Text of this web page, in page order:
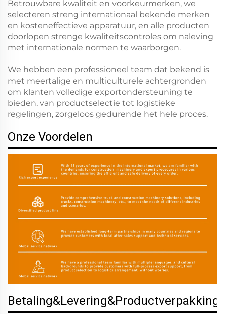
Betrouwbare kwaliteit en voorkeurmerken, we
selecteren streng internationaal bekende merken
en kosteneffectieve apparatuur, en alle producten
doorlopen strenge kwaliteitscontroles om naleving
met internationale normen te waarborgen.
We hebben een professioneel team dat bekend is
met meertalige en multiculturele achtergronden
om klanten volledige exportondersteuning te
bieden, van productselectie tot logistieke
regelingen, zorgeloos gedurende het hele proces.
Onze Voordelen
Betaling&Levering&Productverpakking